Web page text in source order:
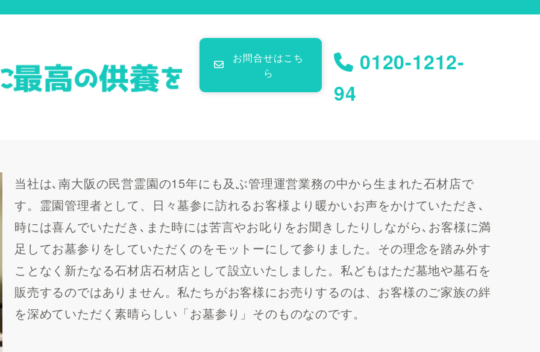
お問合せはこち
ら
0120-1212-
94
当社は､南大阪の民営霊園の15年にも及ぶ管理運営業務の中から生まれた石材店で
す。霊園管理者として、日々墓参に訪れるお客様より暖かいお声をかけていただき､
時には喜んでいただき､また時には苦言やお叱りをお聞きしたりしながら､お客様に満
足してお墓参りをしていただくのをモットーにして参りました。その理念を踏み外す
ことなく新たなる石材店石材店として設立いたしました。私どもはただ墓地や墓石を
販売するのではありません。私たちがお客様にお売りするのは、お客様のご家族の絆
を深めていただく素晴らしい「お墓参り」そのものなのです。